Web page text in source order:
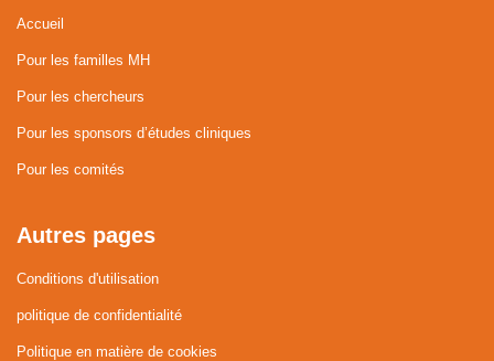
Accueil
Pour les familles MH
Pour les chercheurs
Pour les sponsors d’études cliniques
Pour les comités
Autres pages
Conditions d'utilisation
politique de confidentialité
Politique en matière de cookies